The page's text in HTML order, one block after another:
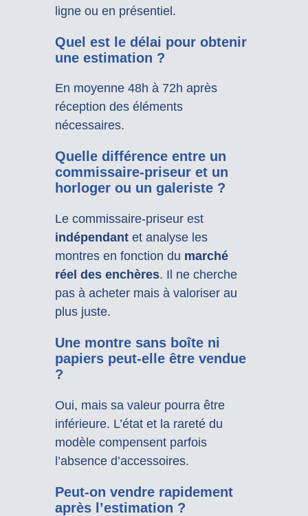
ligne ou en présentiel.
Quel est le délai pour obtenir
une estimation ?
En moyenne 48h à 72h après
réception des éléments
nécessaires.
Quelle différence entre un
commissaire-priseur et un
horloger ou un galeriste ?
Le commissaire-priseur est
indépendantet analyse les
montres en fonction du marché
réel des enchères. Il ne cherche
pas à acheter mais à valoriser au
plus juste.
Une montre sans boîte ni
papiers peut-elle être vendue
?
Oui, mais sa valeur pourra être
inférieure. L’état et la rareté du
modèle compensent parfois
l’absence d’accessoires.
Peut-on vendre rapidement
après l’estimation ?